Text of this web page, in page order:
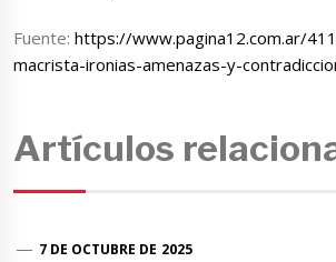
Fuente:https://www.pagina12.com.ar/
macrista-ironias-amenazas-y-
Artículos
7 DE OCTUBRE DE 2025